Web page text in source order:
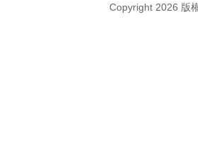
Copyright 2026 版